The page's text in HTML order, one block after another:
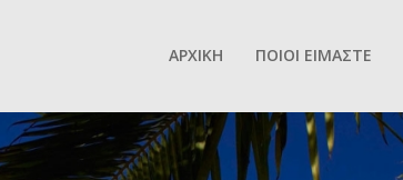
ΑΡΧΙΚΗ ΠΟΙΟΙ ΕΙΜΑΣΤΕ